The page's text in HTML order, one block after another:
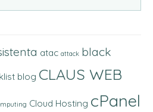
atac attack black
blog CLAUS WEB
Cloud Hosting cPanel